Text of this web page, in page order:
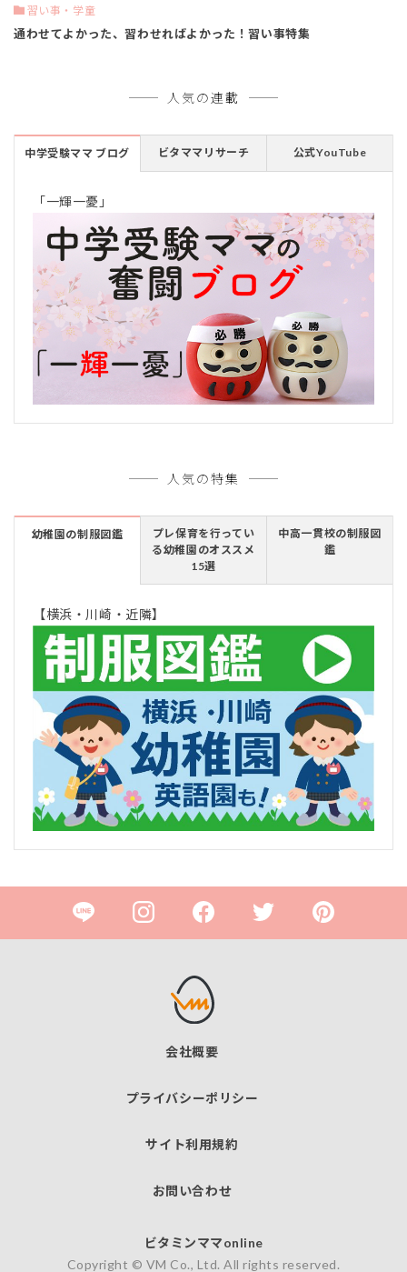
習い事・学童
通わせてよかった、習わせればよかった！習い事特集
人気の連載
中学受験ママ ブログ ビタママリサーチ 公式YouTube
「一輝一憂」
人気の特集
幼稚園の制服図鑑
プレ保育を行ってい
る幼稚園のオススメ
15選
中高一貫校の制服図
鑑
【横浜・川崎・近隣】
会社概要
プライバシーポリシー
サイト利用規約
お問い合わせ
ビタミンママonline
Copyright © VM Co., Ltd. All rights reserved.